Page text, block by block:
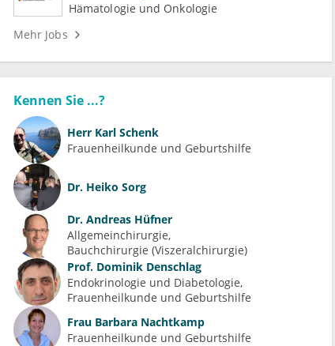
Hämatologie und Onkologie
Mehr Jobs
Kennen Sie ...?
Herr Karl Schenk
Frauenheilkunde und Geburtshilfe
Dr. Heiko Sorg
Dr. Andreas Hüfner
Allgemeinchirurgie
Bauchchirurgie (Viszeralchirurgie)
Prof. Dominik Denschlag
Endokrinologie und Diabetologie
Frauenheilkunde und Geburtshilfe
Frau Barbara Nachtkamp
Frauenheilkunde und Geburtshilfe